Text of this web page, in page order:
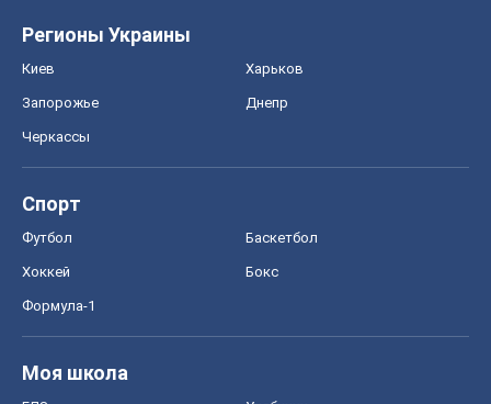
Регионы Украины
Киев Харьков
Запорожье Днепр
Черкассы
Спорт
Футбол Баскетбол
Хоккей Бокс
Формула-1
Моя школа